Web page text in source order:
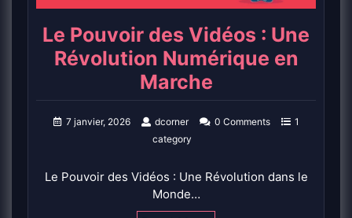
Le Pouvoir des Vidéos : Une
Révolution Numérique en
Marche
7 janvier, 2026 dcorner 0 Comments
1
category
Le Pouvoir des Vidéos : Une Révolution dans le
Monde…